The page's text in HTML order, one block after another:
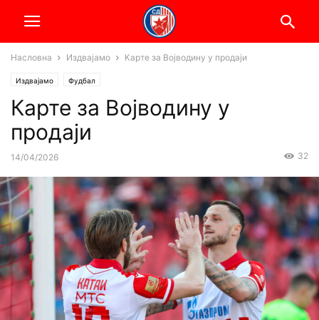
Насловна Издвајамо Карте за Војводину у продаји
Издвајамо Фудбал
Карте за Војводину у
продаји
14/04/2026 32